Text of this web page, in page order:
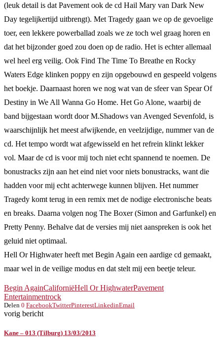
(leuk detail is dat Pavement ook de cd Hail Mary van Dark New
Day tegelijkertijd uitbrengt). Met Tragedy gaan we op de gevoelige
toer, een lekkere powerballad zoals we ze toch wel graag horen en
dat het bijzonder goed zou doen op de radio. Het is echter allemaal
wel heel erg veilig. Ook Find The Time To Breathe en Rocky
Waters Edge klinken poppy en zijn opgebouwd en gespeeld volgens
het boekje. Daarnaast horen we nog wat van de sfeer van Spear Of
Destiny in We All Wanna Go Home. Het Go Alone, waarbij de
band bijgestaan wordt door M.Shadows van Avenged Sevenfold, is
waarschijnlijk het meest afwijkende, en veelzijdige, nummer van de
cd. Het tempo wordt wat afgewisseld en het refrein klinkt lekker
vol. Maar de cd is voor mij toch niet echt spannend te noemen. De
bonustracks zijn aan het eind niet voor niets bonustracks, want die
hadden voor mij echt achterwege kunnen blijven. Het nummer
Tragedy komt terug in een remix met de nodige electronische beats
en breaks. Daarna volgen nog The Boxer (Simon and Garfunkel) en
Pretty Penny. Behalve dat de versies mij niet aanspreken is ook het
geluid niet optimaal.
Hell Or Highwater heeft met Begin Again een aardige cd gemaakt,
maar wel in de veilige modus en dat stelt mij een beetje teleur.
Begin AgainCaliforniëHell Or HighwaterPavement
Entertainmentrock
Delen 0 FacebookTwitterPinterestLinkedinEmail
vorig bericht
Kane – 013 (Tilburg) 13/03/2013